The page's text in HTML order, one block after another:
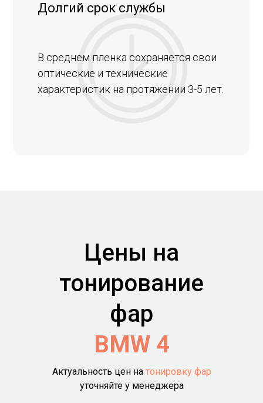
Долгий срок службы
В среднем пленка сохраняется свои
оптические и технические
характеристик на протяжении 3-5 лет.
Цены на
тонирование
фар
BMW 4
Актуальность цен на тонировку фар
уточняйте у менеджера